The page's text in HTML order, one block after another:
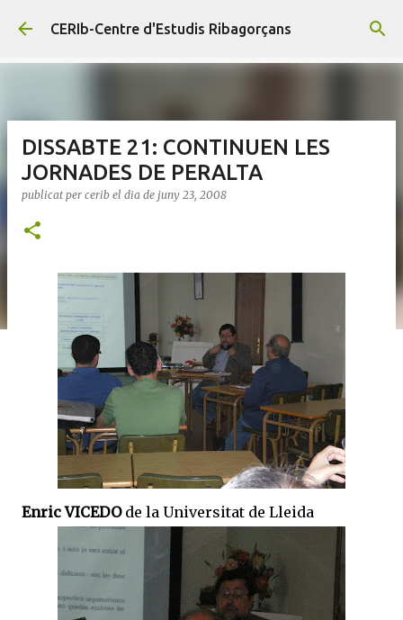
Salta al contingut principal
CERIb-Centre d'Estudis Ribagorçans
DISSABTE 21: CONTINUEN LES
JORNADES DE PERALTA
publicat per cerib el dia de juny 23, 2008
Enric VICEDOde la Universitat de Lleida